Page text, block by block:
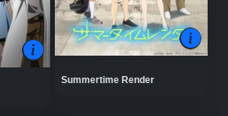
Summertime Render